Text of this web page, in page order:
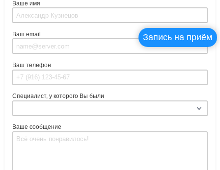
Ваше имя
Ваш email
Ваш телефон
Специалист, у которого Вы были
Ваше сообщение
Запись на приём